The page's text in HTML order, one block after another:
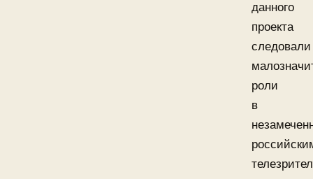
данного
проекта
следовали
роли
в